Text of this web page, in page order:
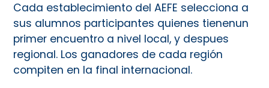
Cada establecimiento del AEFE selecciona a
sus alumnos participantes quienes tienenun
primer encuentro a nivel local, y despues
regional. Los ganadores de cada región
compiten en la final internacional.